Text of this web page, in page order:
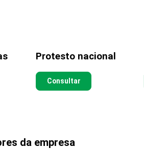
Protesto nacional
Consultar
da empresa